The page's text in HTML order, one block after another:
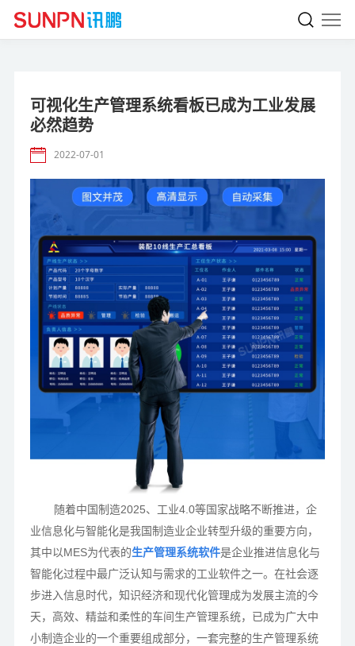
可视化生产管理系统看板已成为工业发展
必然趋势
2022-07-01
随着中国制造2025、工业4.0等国家战略不断推进，企
业信息化与智能化是我国制造业企业转型升级的重要方向，
其中以MES为代表的生产管理系统软件是企业推进信息化与
智能化过程中最广泛认知与需求的工业软件之一。在社会逐
步进入信息时代，知识经济和现代化管理成为发展主流的今
天，高效、精益和柔性的车间生产管理系统，已成为广大中
小制造企业的一个重要组成部分，一套完整的生产管理系统